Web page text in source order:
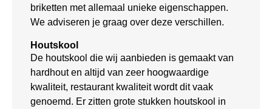
briketten met allemaal unieke eigenschappen.
We adviseren je graag over deze verschillen.
Houtskool
De houtskool die wij aanbieden is gemaakt van
hardhout en altijd van zeer hoogwaardige
kwaliteit, restaurant kwaliteit wordt dit vaak
genoemd. Er zitten grote stukken houtskool in